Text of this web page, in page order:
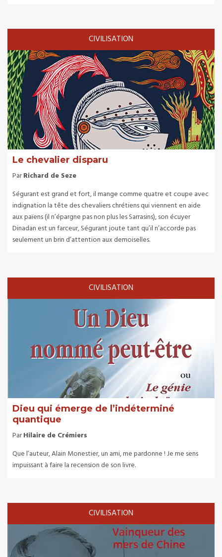
CIVILISATION
Le chevalier disparu
ParRichard de Seze
Ségurant est grand et fort, il mange comme quatre et coupe avec
indignation la tête des chevaliers chrétiens qui viennent en aide
aux païens (il n’épargne pas non plus les Sarrasins), son écuyer
Dinadan est un farceur, Ségurant joute tant qu’il n’accorde pas
seulement un brin d’attention aux demoiselles.
CIVILISATION
Dieu qui émerge de l’indéterminé
quantique
ParHilaire de Crémiers
Que l’auteur, Alain Monestier, un ami, me pardonne ! Je me sens
impuissant à faire la recension de son livre.
CIVILISATION